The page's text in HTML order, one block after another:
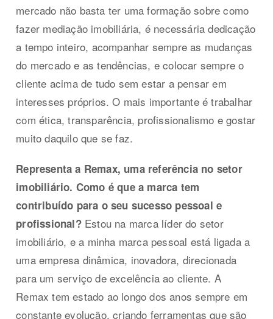
mercado não basta ter uma formação sobre como
fazer mediação imobiliária, é necessária dedicação
a tempo inteiro, acompanhar sempre as mudanças
do mercado e as tendências, e colocar sempre o
cliente acima de tudo sem estar a pensar em
interesses próprios. O mais importante é trabalhar
com ética, transparência, profissionalismo e gostar
muito daquilo que se faz.
Representa a Remax, uma referência no setor
imobiliário. Como é que a marca tem
contribuído para o seu sucesso pessoal e
profissional? Estou na marca líder do setor
imobiliário, e a minha marca pessoal está ligada a
uma empresa dinâmica, inovadora, direcionada
para um serviço de excelência ao cliente. A
Remax tem estado ao longo dos anos sempre em
constante evolução, criando ferramentas que são